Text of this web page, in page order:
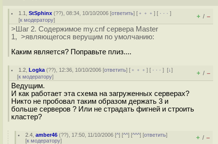
1.1 ,StSphinx (??), 08:34, 10/10/2006 [ответить] [ ﹢﹢﹢] [ · · ·]
[к модератору] + / –
>Шаг 2. Содержимое my.cnf сервера Master
1, >являющегося верущим по умолчанию:
Каким является? Поправьте плиз....
1.2 ,Logka (??), 12:36, 10/10/2006 [ответить] [ ﹢﹢﹢] [ · · ·][↓]
[к модератору] + / –
Ведущим.
И как работает эта схема на загруженных серверах?
Никто не пробовал таким образом держать 3 и
больше серверов ? Или не страдать фигней и строить
кластер?
2.4 ,amber46 (??), 17:50, 11/10/2006 [^] [^^] [^^^] [ответить]
[к модератору] + / –